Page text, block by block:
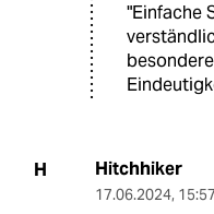
"Einfache
H Hitchhiker
17.06.2024,